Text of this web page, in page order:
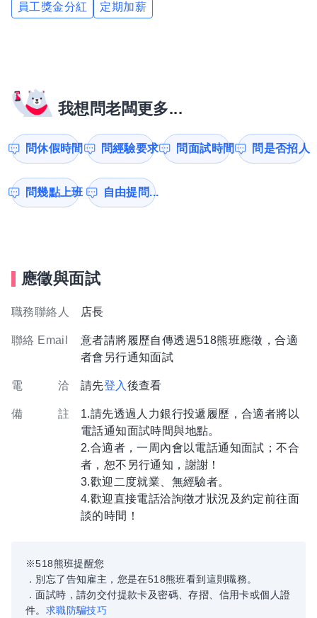
員工獎金分紅 定期加薪
我想問老闆更多...
問休假時間 問經驗要求 問面試時間 問是否招人
問幾點上班 自由提問...
應徵與面試
職務聯絡人 店長
聯絡 Email
意者請將履歷自傳透過518熊班應徵，合適
者會另行通知面試
電 洽 請先登入 後查看
備 註
1.請先透過人力銀行投遞履歷，合適者將以
電話通知面試時間與地點。
2.合適者，一周內會以電話通知面試；不合
者，恕不另行通知，謝謝！
3.歡迎二度就業、無經驗者。
4.歡迎直接電話洽詢徵才狀況及約定前往面
談的時間！
※518熊班提醒您
．別忘了告知雇主，您是在518熊班看到這則職務。
．面試時，請勿交付提款卡及密碼、存摺、信用卡或個人證
件。 求職防騙技巧